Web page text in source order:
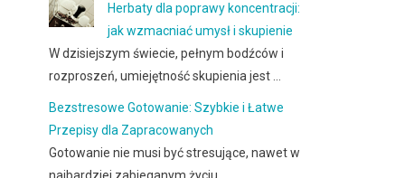
Herbaty dla poprawy koncentracji:
jak wzmacniać umysł i skupienie
W dzisiejszym świecie, pełnym bodźców i
rozproszeń, umiejętność skupienia jest …
Bezstresowe Gotowanie: Szybkie i Łatwe
Przepisy dla Zapracowanych
Gotowanie nie musi być stresujące, nawet w